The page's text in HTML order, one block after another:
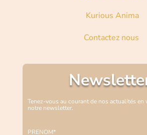
Kurious Anima
Contactez nous
Tenez-vous au courant de nos actualités en
notre newsletter.
PRENOM*